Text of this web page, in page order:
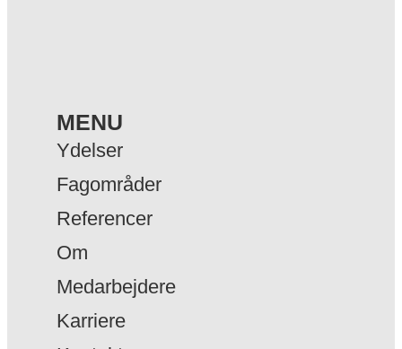
MENU
Ydelser
Fagområder
Referencer
Om
Medarbejdere
Karriere